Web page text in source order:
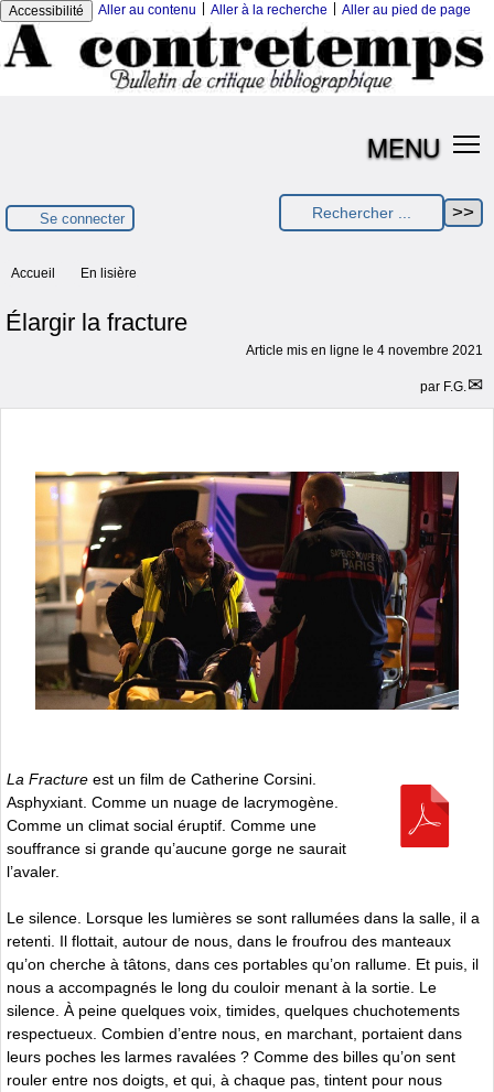
Accessibilité Aller au contenu Aller à la recherche Aller au pied de page
MENU
Se connecter
Accueil En lisière
Élargir la fracture
Article mis en ligne le 4 novembre 2021
par F.G.
La Fracture est un film de Catherine Corsini.
Asphyxiant. Comme un nuage de lacrymogène.
Comme un climat social éruptif. Comme une
souffrance si grande qu’aucune gorge ne saurait
l’avaler.
Le silence. Lorsque les lumières se sont rallumées dans la salle, il a
retenti. Il flottait, autour de nous, dans le froufrou des manteaux
qu’on cherche à tâtons, dans ces portables qu’on rallume. Et puis, il
nous a accompagnés le long du couloir menant à la sortie. Le
silence. À peine quelques voix, timides, quelques chuchotements
respectueux. Combien d’entre nous, en marchant, portaient dans
leurs poches les larmes ravalées ? Comme des billes qu’on sent
rouler entre nos doigts, et qui, à chaque pas, tintent pour nous